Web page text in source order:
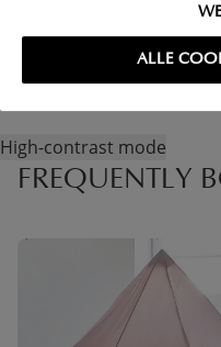
ALLE
High-contrast mode
FREQUENTLY